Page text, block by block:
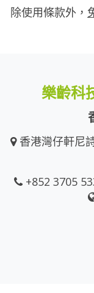
除使用條款外，
樂齡科
香港灣仔軒尼
+852 3705